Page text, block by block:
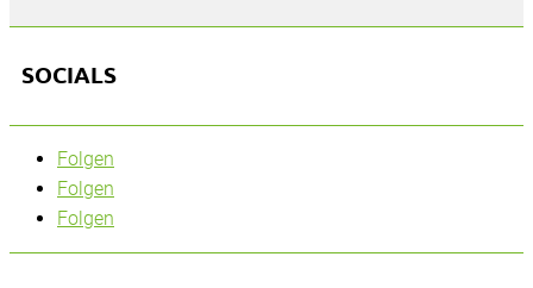
SOCIALS
Folgen
Folgen
Folgen